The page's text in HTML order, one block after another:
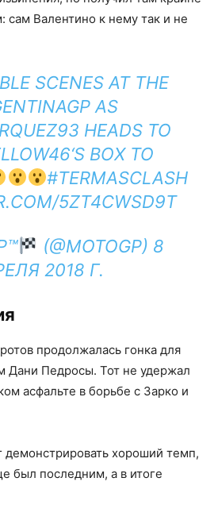
сам Валентино к нему так и не
SCENES AT THE
AS
HEADS TO
‘S BOX TO
#TERMASCLASH
5ZT4CWSD9T
(@MOTOGP) 8
2018 Г.
продолжалась гонка для
Дани Педросы. Тот не удержал
асфальте в борьбе с Зарко и
хороший темп,
был последним, а в итоге